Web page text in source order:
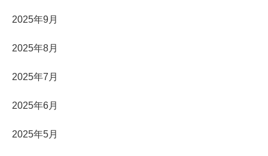
2025年9月
2025年8月
2025年7月
2025年6月
2025年5月